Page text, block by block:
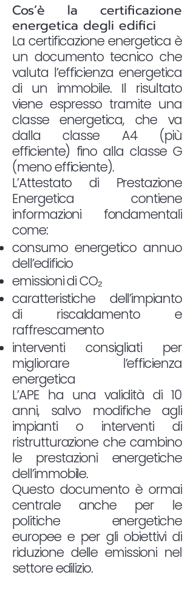
Cos’è la certificazione
energetica degli edifici
La certificazione energetica è
un documento tecnico che
valuta l’efficienza energetica
di un immobile. Il risultato
viene espresso tramite una
classe energetica, che va
dalla classe A4 (più
efficiente) fino alla classe G
(meno efficiente).
L’Attestato di Prestazione
Energetica contiene
informazioni fondamentali
come:
consumo energetico annuo
dell’edificio
emissioni di CO₂
caratteristiche dell’impianto
di riscaldamento e
raffrescamento
interventi consigliati per
migliorare l’efficienza
energetica
L’APE ha una validità di 10
anni, salvo modifiche agli
impianti o interventi di
ristrutturazione che cambino
le prestazioni energetiche
dell’immobile.
Questo documento è ormai
centrale anche per le
politiche energetiche
europee e per gli obiettivi di
riduzione delle emissioni nel
settore edilizio.